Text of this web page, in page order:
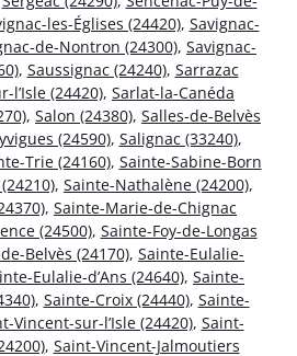
les-Églises (24420), Savignac-
de-Nontron (24300), Savignac-
, Saussignac (24240), Sarrazac
l’Isle (24420), Sarlat-la-Canéda
, Salon (24380), Salles-de-Belvès
(24590), Salignac (33240),
Trie (24160), Sainte-Sabine-Born
, Sainte-Nathalène (24200),
, Sainte-Marie-de-Chignac
(24500), Sainte-Foy-de-Longas
Belvès (24170), Sainte-Eulalie-
Eulalie-d’Ans (24640), Sainte-
, Sainte-Croix (24440), Sainte-
Vincent-sur-l’Isle (24420), Saint-
, Saint-Vincent-Jalmoutiers